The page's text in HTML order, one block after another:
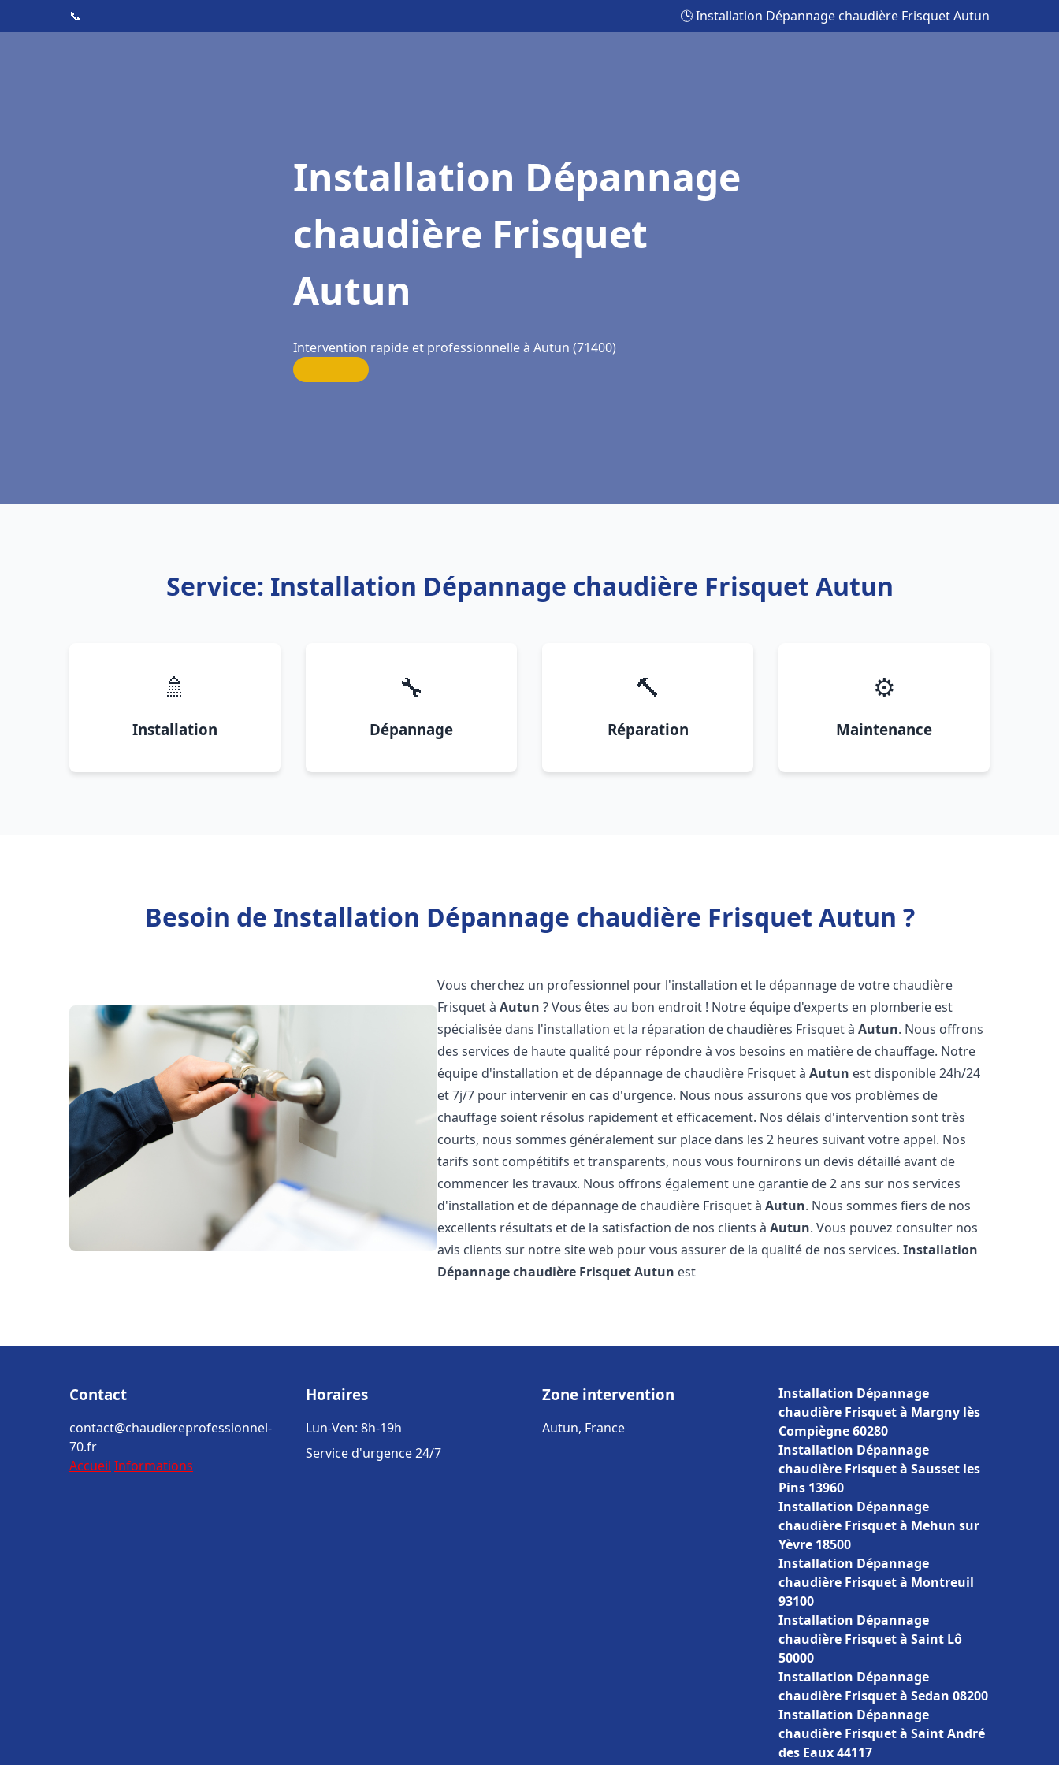
📞 🕒 Installation Dépannage chaudière Frisquet Autun
Installation Dépannage
chaudière Frisquet
Autun
Intervention rapide et professionnelle à Autun (71400)
Service: Installation Dépannage chaudière Frisquet Autun
🚿
Installation
🔧
Dépannage
🔨
Réparation
⚙️
Maintenance
Besoin de Installation Dépannage chaudière Frisquet Autun ?
Vous cherchez un professionnel pour l'installation et le dépannage de votre chaudière
Frisquet àAutun ? Vous êtes au bon endroit ! Notre équipe d'experts en plomberie est
spécialisée dans l'installation et la réparation de chaudières Frisquet àAutun. Nous offrons
des services de haute qualité pour répondre à vos besoins en matière de chauffage. Notre
équipe d'installation et de dépannage de chaudière Frisquet àAutun est disponible 24h/24
et 7j/7 pour intervenir en cas d'urgence. Nous nous assurons que vos problèmes de
chauffage soient résolus rapidement et efficacement. Nos délais d'intervention sont très
courts, nous sommes généralement sur place dans les 2 heures suivant votre appel. Nos
tarifs sont compétitifs et transparents, nous vous fournirons un devis détaillé avant de
commencer les travaux. Nous offrons également une garantie de 2 ans sur nos services
d'installation et de dépannage de chaudière Frisquet àAutun. Nous sommes fiers de nos
excellents résultats et de la satisfaction de nos clients àAutun. Vous pouvez consulter nos
avis clients sur notre site web pour vous assurer de la qualité de nos services.Installation
Dépannage chaudière FrisquetAutun est
Contact
contact@chaudiereprofessionnel-
70.fr
Accueil Informations
Horaires
Lun-Ven: 8h-19h
Service d'urgence 24/7
Zone intervention
Autun, France
Installation Dépannage
chaudière Frisquet à Margny lès
Compiègne 60280
Installation Dépannage
chaudière Frisquet à Sausset les
Pins 13960
Installation Dépannage
chaudière Frisquet à Mehun sur
Yèvre 18500
Installation Dépannage
chaudière Frisquet à Montreuil
93100
Installation Dépannage
chaudière Frisquet à Saint Lô
50000
Installation Dépannage
chaudière Frisquet à Sedan 08200
Installation Dépannage
chaudière Frisquet à Saint André
des Eaux 44117